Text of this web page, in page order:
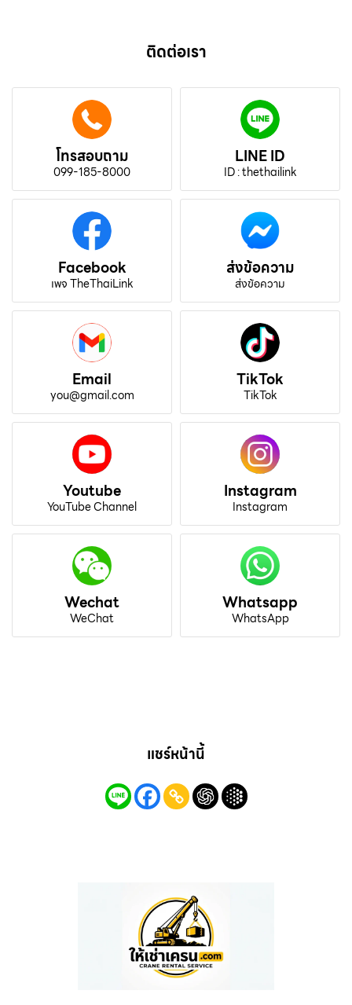
ติดต่อเรา
โทรสอบถาม
099-185-8000
LINE ID
ID : thethailink
Facebook
เพจ TheThaiLink
ส่งข้อความ
ส่งข้อความ
Email
you@gmail.com
TikTok
TikTok
Youtube
YouTube Channel
Instagram
Instagram
Wechat
WeChat
Whatsapp
WhatsApp
แชร์หน้านี้